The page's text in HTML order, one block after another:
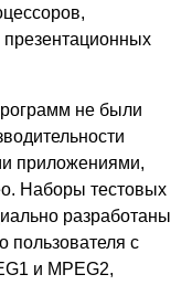
не были
приложениями,
Наборы тестовых
разработаны
пользователя с
и MPEG2,